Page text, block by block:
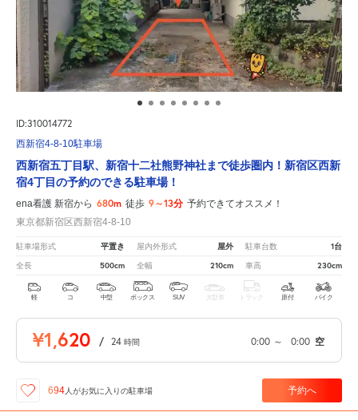
ID:310014772
西新宿4-8-10駐車場
西新宿五丁目駅、新宿十二社熊野神社まで徒歩圏内！新宿区西新
宿4丁目の予約のできる駐車場！
ena看護 新宿から 680m 徒歩 9～13分 予約できてオススメ！
東京都新宿区西新宿4-8-10
駐車場形式 平置き 屋内外形式 屋外 駐車台数 1台
全長 500cm 全幅 210cm 車高 230cm
軽 コ 中型 ボックス SUV 大型車 トラック 原付 バイク
¥1,620 / 24 時間 0:00 ～ 0:00 空
694人がお気に入りの駐車場 予約へ